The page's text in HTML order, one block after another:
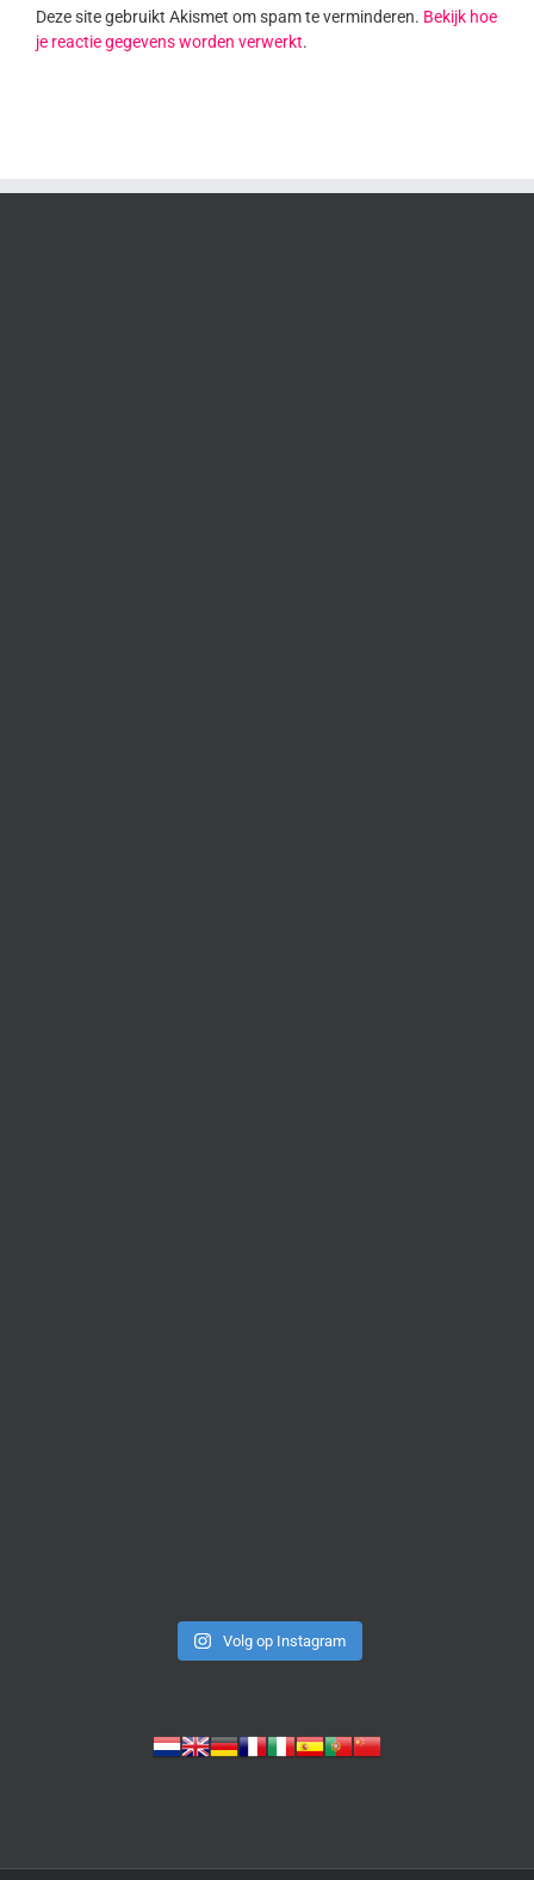
Deze site gebruikt Akismet om spam te verminderen. Bekijk hoe
je reactie gegevens worden verwerkt.
Volg op Instagram